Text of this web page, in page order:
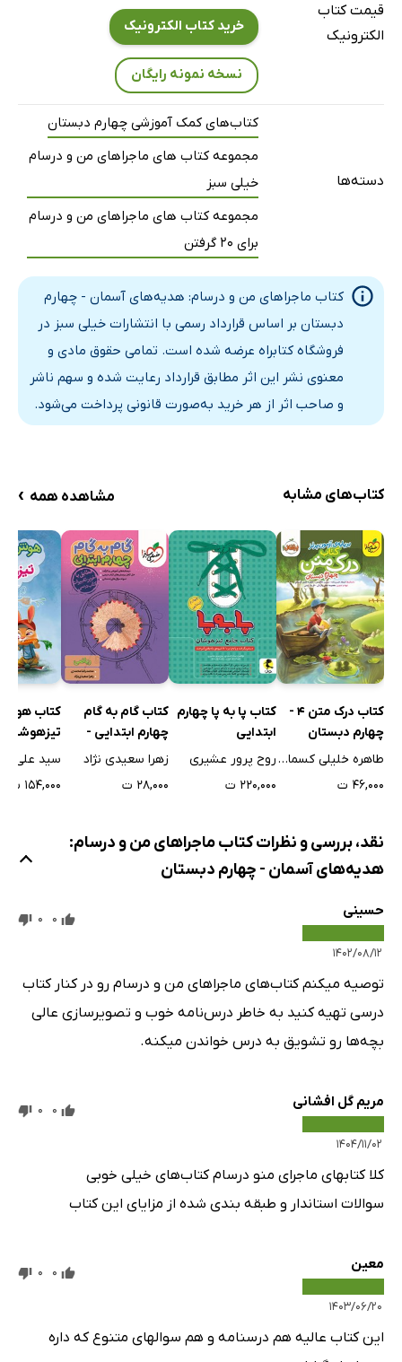
درس پانزدهم: یک ماجرای زیبا
درس شانزدهم: اسب طلایی
درس هفدهم: آقای بهاری، خانم بهاری
درس نوزدهم: خداجون از تو ممنونم
قیمت کتاب
الکترونیک
خرید کتاب الکترونیک
نسخه نمونه رایگان
دسته‌ها
کتاب‌های کمک آموزشی چهارم دبستان
مجموعه کتاب های ماجراهای من و درسام
خیلی سبز
مجموعه کتاب های ماجراهای من و درسام
برای 20 گرفتن
کتاب ماجراهای من و درسام: هدیه‌های آسمان - چهارم
دبستان بر اساس قرارداد رسمی با انتشارات خیلی سبز در
فروشگاه کتابراه عرضه شده است. تمامی حقوق مادی و
معنوی نشر این اثر مطابق قرارداد رعایت شده و سهم ناشر
و صاحب اثر از هر خرید به‌صورت قانونی پرداخت می‌شود.
کتاب‌های مشابه مشاهده همه ›
کتاب درک متن 4 -
چهارم دبستان
طاهره خلیلی کسمائی
۴۶,۰۰۰ ت
کتاب پا به پا چهارم
ابتدایی
روح پرور عشیری
۲۲۰,۰۰۰ ت
کتاب گام به گام
چهارم ابتدایی -
ریاضی
زهرا سعیدی نژاد
۲۸,۰۰۰ ت
کتاب هوش
تیزهوشان
سید علی
۱۵۴,۰۰۰ ت
نقد، بررسی و نظرات کتاب ماجراهای من و درسام:
هدیه‌های آسمان - چهارم دبستان
حسینی
۱۴۰۲/۰۸/۱۲
0
0
توصیه میکنم کتاب‌های ماجراهای من و درسام رو در کنار کتاب
درسی تهیه کنید به خاطر درس‌نامه خوب و تصویرسازی عالی
بچه‌ها رو تشویق به درس خواندن میکنه.
مریم گل افشانی
۱۴۰۴/۱۱/۰۲
0
0
کلا کتابهای ماجرای منو درسام کتاب‌های خیلی خوبی
سوالات استاندار و طبقه بندی شده از مزایای این کتاب
معین
۱۴۰۳/۰۶/۲۰
0
0
این کتاب عالیه هم درسنامه و هم سوالهای متنوع که داره